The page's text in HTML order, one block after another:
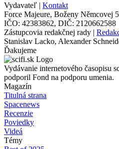
Vydavateľ | Kontakt
Force Majeure, Boženy Němcovej
IČO: 42383862, DIČ: 2120662588
Zástupcovia redakčnej rady |
Stanislav Lacko, Alexander
Ďakujeme
Vydávanie internetového časopisu
podporil Fond na podporu umenia.
Magazín
Titulná strana
Spacenews
Recenzie
Poviedky
Videá
Témy